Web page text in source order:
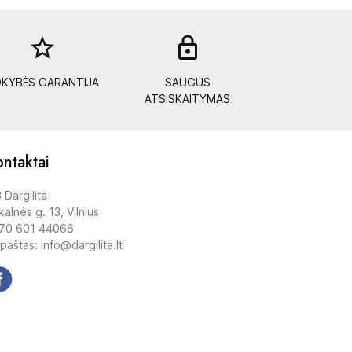
star_border
GARANTIJA
SAUGUS
ATSISKAITYMAS
Dargilita
g. 13, Vilnius
601 44066
info@dargilita.lt